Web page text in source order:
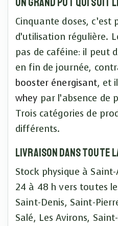
Cinquante doses, c’est
d’utilisation régulière.
pas de caféine: il peut
en fin de journée,
booster énergisant, et
whey par l’absence de
Trois catégories de
différents.
Livraison dans toute
Stock physique à
24 à 48 h vers toutes
Saint-Denis, Saint-
Salé, Les Avirons,